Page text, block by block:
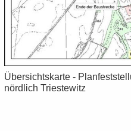
Über­sichts­kar­te -
nörd­lich Tri­es­te­witz